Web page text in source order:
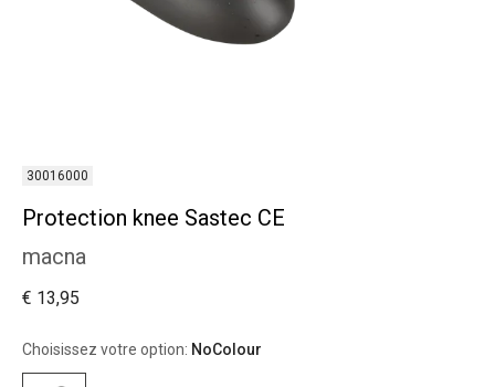
30016000
Protection knee Sastec CE
macna
€ 13,95
Choisissez votre option: NoColour